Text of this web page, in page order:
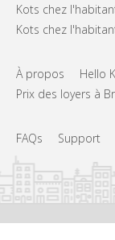
Kots chez
Kots chez
À propos Hello
Prix des loyers à
FAQs Support